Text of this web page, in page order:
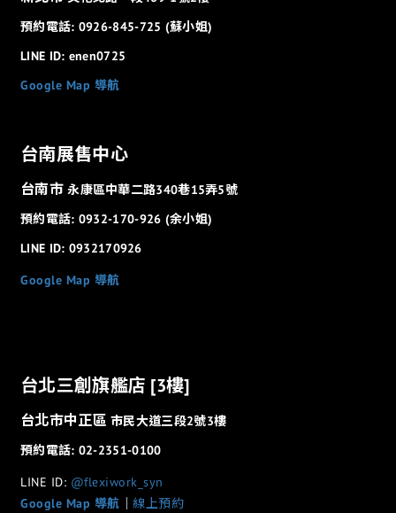
預約電話: 0926-845-725 (蘇小姐)
LINE ID: enen0725
Google Map 導航
台南展售中心
台南市永康區中華二路340巷15弄5號
預約電話: 0932-170-926 (余小姐)
LINE ID: 0932170926
Google Map 導航
台北三創旗艦店 [3樓]
台北市中正區市民大道三段2號3樓
預約電話: 02-2351-0100
LINE ID: @flexiwork_syn
Google Map 導航
線上預約